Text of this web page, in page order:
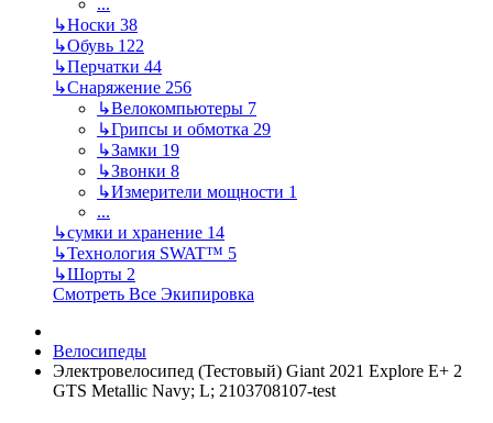
...
↳Носки 38
↳Обувь 122
↳Перчатки 44
↳Снаряжение 256
↳Велокомпьютеры 7
↳Грипсы и обмотка 29
↳Замки 19
↳Звонки 8
↳Измерители мощности 1
...
↳сумки и хранение 14
↳Технология SWAT™ 5
↳Шорты 2
Смотреть Все Экипировка
Велосипеды
Электровелосипед (Тестовый) Giant 2021 Explore E+ 2
GTS Metallic Navy; L; 2103708107-test